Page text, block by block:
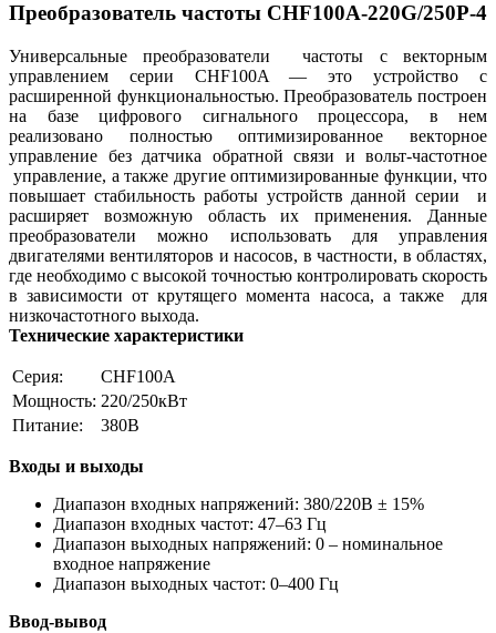
Преобразователь частоты CHF100A-220G/250P-4
Универсальные преобразователи частоты с векторным
управлением серии CHF100A — это устройство с
расширенной функциональностью. Преобразователь построен
на базе цифрового сигнального процессора, в нем
реализовано полностью оптимизированное векторное
управление без датчика обратной связи и вольт-частотное
управление, а также другие оптимизированные функции, что
повышает стабильность работы устройств данной серии и
расширяет возможную область их применения. Данные
преобразователи можно использовать для управления
двигателями вентиляторов и насосов, в частности, в областях,
где необходимо с высокой точностью контролировать скорость
в зависимости от крутящего момента насоса, а также для
низкочастотного выхода.
Технические характеристики
Серия:
CHF100A
Мощность: 220/250кВт
Питание:
380В
Входы и выходы
Диапазон входных напряжений: 380/220В ± 15%
Диапазон входных частот: 47–63 Гц
Диапазон выходных напряжений: 0 – номинальное
входное напряжение
Диапазон выходных частот: 0–400 Гц
Ввод-вывод